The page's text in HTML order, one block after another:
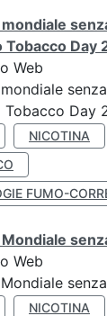
Tobacco Day
Web
Tobacco Day
NICOTINA
FUMO-
Web
NICOTINA